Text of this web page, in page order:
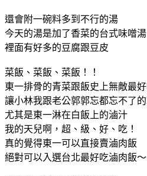
還會附一碗料多到不行的湯
今天的湯是加了香菜的台式味噌湯
裡面有好多的豆腐跟豆皮
菜飯、菜飯、菜飯！！
東一排骨的青菜跟飯史上無敵最好
讓小林我跟老公郭郭忘都忘不了
尤其是東一淋在白飯上的滷汁
我的天兒啊，超、級、好、吃！
真的覺得東一可以直接賣滷肉飯
絕對可以入選台北最好吃滷肉飯